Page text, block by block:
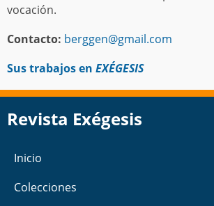
vocación.
Contacto: berggen@gmail.com
Sus trabajos en EXÉGESIS
Revista Exégesis
Inicio
Colecciones